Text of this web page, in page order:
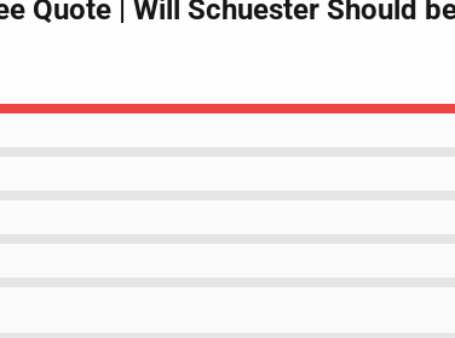
Quote | Will Schuester Should